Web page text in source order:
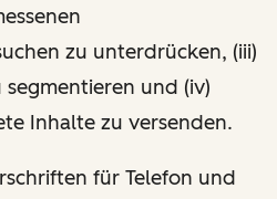
zu unterdrücken, (iii)
segmentieren und (iv)
Inhalte zu versenden.
für Telefon und